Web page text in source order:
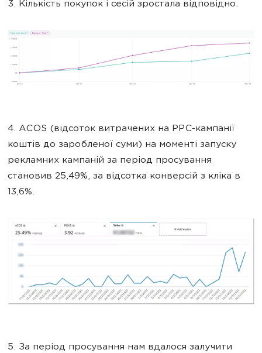
3. Кількість покупок і сесій зростала відповідно.
4. ACOS (відсоток витрачених на PPC-кампанії
коштів до заробленої суми) на моменті запуску
рекламних кампаній за період просування
становив 25,49%, за відсотка конверсій з кліка в
13,6%.
5. За період просування нам вдалося залучити